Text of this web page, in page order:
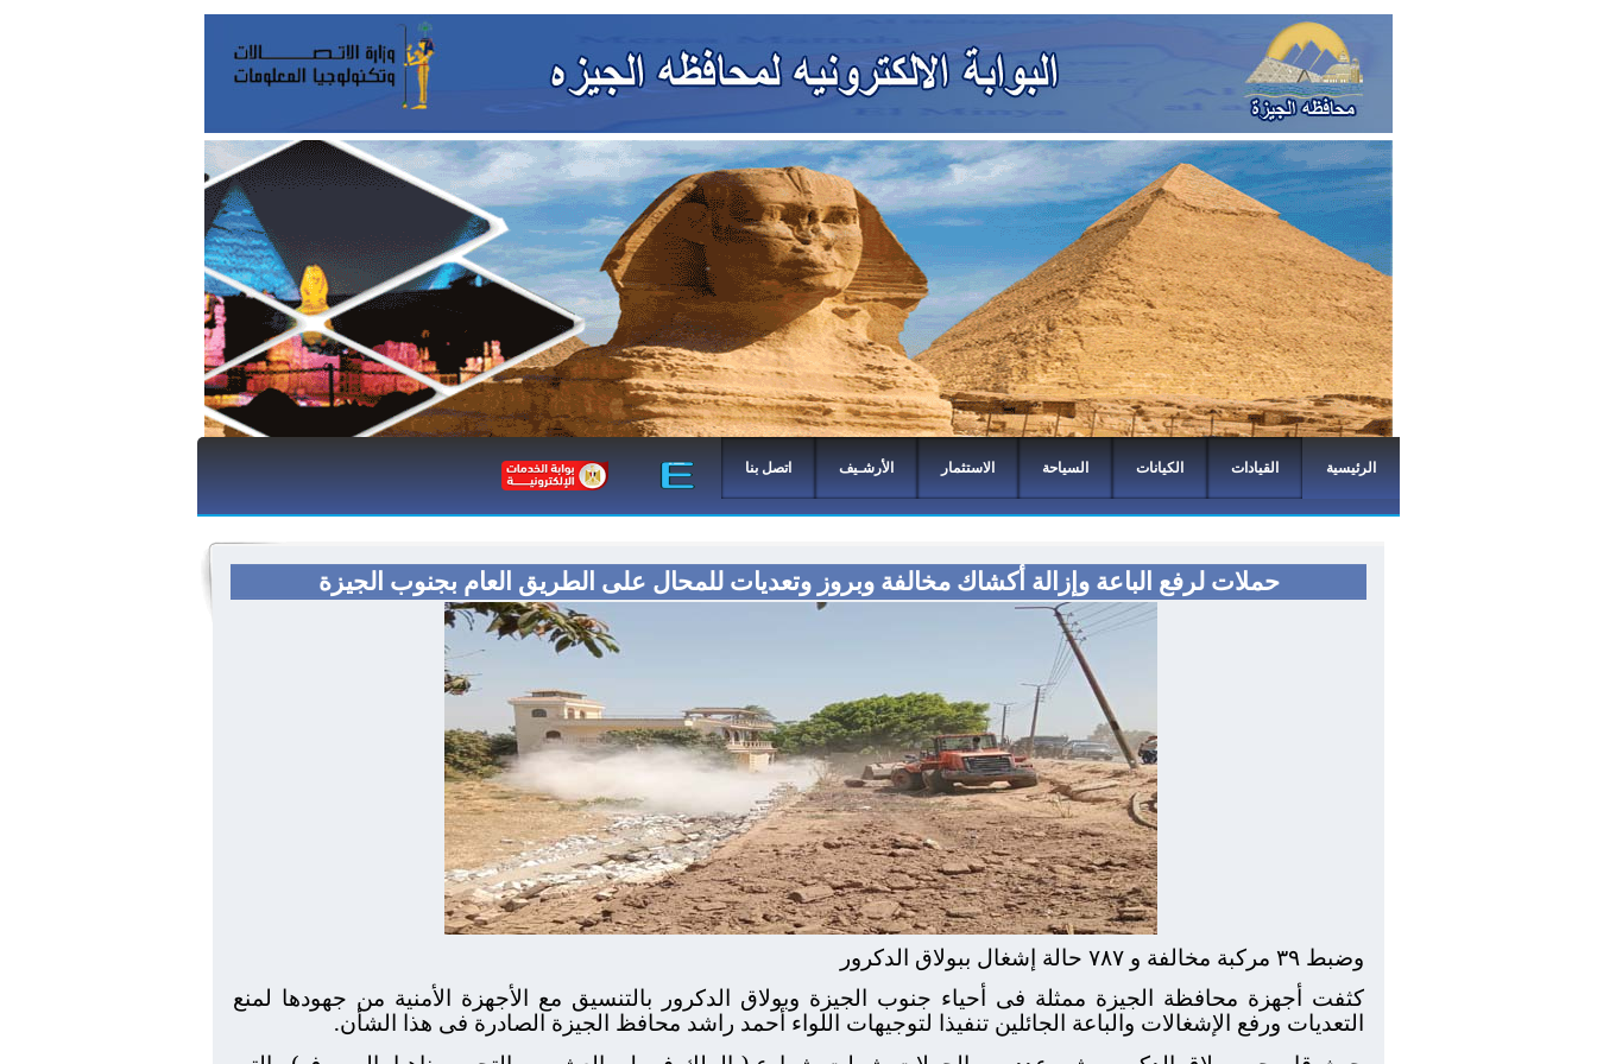
الرئيسية القيادات الكيانات السياحة الاستثمار الأرشـيف اتصل بنا
حملات لرفع الباعة وإزالة أكشاك مخالفة وبروز وتعديات للمحال على الطريق العام بجنوب الجيزة
وضبط ٣٩ مركبة مخالفة و ٧٨٧ حالة إشغال ببولاق الدكرور
كثفت أجهزة محافظة الجيزة ممثلة فى أحياء جنوب الجيزة وبولاق الدكرور بالتنسيق مع الأجهزة الأمنية من جهودها لمنع
التعديات ورفع الإشغالات والباعة الجائلين تنفيذا لتوجيهات اللواء أحمد راشد محافظ الجيزة الصادرة فى هذا الشأن.